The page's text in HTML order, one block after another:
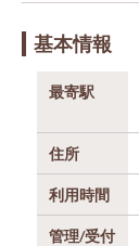
基本情報
最寄駅
住所
利用時間
管理/受付